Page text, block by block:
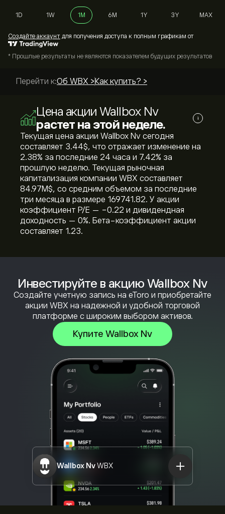
Инвестируйте в акцию Wallbox Nv
Создайте учетную запись на eToro и приобретайте
акции WBX на надежной и удобной торговой
платформе с широким выбором активов.
Купите Wallbox Nv
Wallbox NvWBX
1D 1W 1M 6M 1Y 3Y MAX
Cоздайте аккаунт для получения доступа к полным графикам от
* Прошлые результаты не являются показателем будущих результатов
Перейти к:Об WBX > Как купить? >
Цена акции Wallbox Nv
растет на этой неделе.
i
Текущая цена акции Wallbox Nv сегодня
составляет 3.44‎$‎, что отражает изменение на
‎2.38‎% за последние 24 часа и ‎7.42‎% за
прошлую неделю. Текущая рыночная
капитализация компании WBX составляет
84.97M‎$‎, со средним объемом за последние
три месяца в размере 169741.82. У акции
коэффициент P/E — -0.22 и дивидендная
доходность — 0%. Бета-коэффициент акции
составляет 1.23.